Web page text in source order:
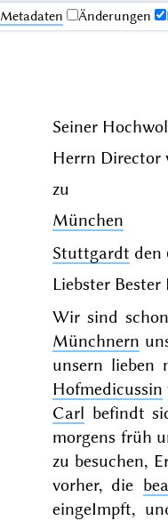
Me­ta­da­ten Änderungen
Seiner
Herrn Director
zu
München
Stuttgardt den
Liebster Bester
Wir sind
Münchnern
unsern lieben
Hofmedicussin
Carl befindt
morgens früh
zu besuchen,
vorher, die
eingeImpft,